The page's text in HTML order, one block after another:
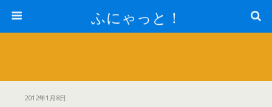
ふにゃっと！
2012年1月8日